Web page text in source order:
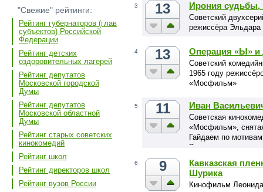
"Свежие" рейтинги:
Рейтинг губернаторов (глав
субъектов) Российской
Федерации
Рейтинг детских
оздоровительных лагерей
Рейтинг депутатов
Московской городской
Думы
Рейтинг депутатов
Московской областной
Думы
Рейтинг старых советских
кинокомедий
Рейтинг школ
Рейтинг директоров школ
Рейтинг вузов России
3 13 Ирония судьбы,
Советский
режиссёра Эльдара
4 13 Операция «Ы» и
Советский
1965 году
«Мосфильм»
5 11 Иван
Советская
«Мосфильм»,
Гайдаем по
Васильевич»
6 9
Кавказская
Шурика
Кинофильм